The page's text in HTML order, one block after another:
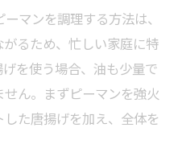
マンを調理する方法は、
るため、忙しい家庭に特
を使う場合、油も少量で
ん。まずピーマンを強火
た唐揚げを加え、全体を